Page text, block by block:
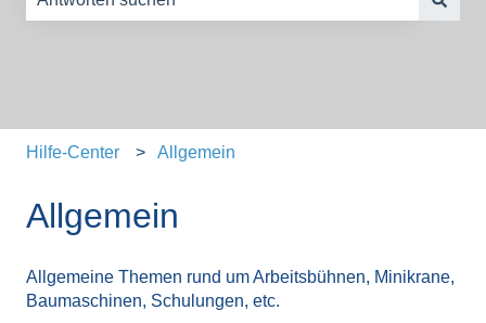
Hilfe-Center Allgemein
Allgemein
Allgemeine Themen rund um Arbeitsbühnen, Minikrane,
Baumaschinen, Schulungen, etc.